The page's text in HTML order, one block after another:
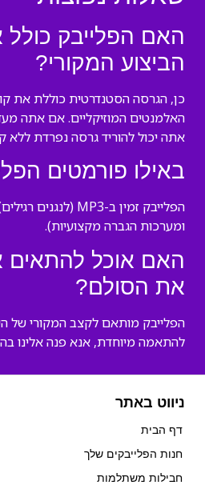
האם הפלייבק כולל
הביצוע המקורי?
כן, הגרסה הסטנדרטית כוללת את
האלמנטים המוזיקליים. אם אתה
אתה יכול להוריד גרסה נפרדת ללא
באילו פורמטים
ומערכות הגברה מקצועיות).
האם אוכל להתאים
את הסולם?
הפלייבק מותאם לקצב המקורי של
להתאמה מיוחדת, אנא פנה אלינו
ניווט באתר
דף הבית
חנות הפלייבקים שלך
חבילות משתלמות